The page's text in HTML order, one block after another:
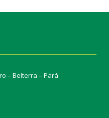
– Belterra – Pará